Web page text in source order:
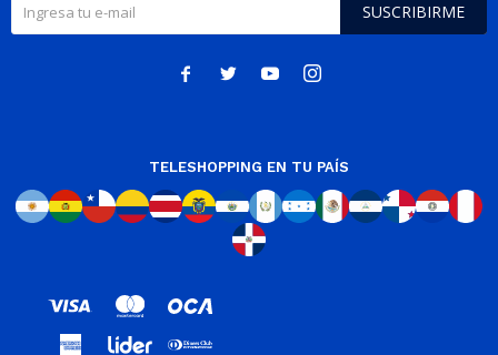
SUSCRIBIRME
   
TELESHOPPING EN TU PAÍS